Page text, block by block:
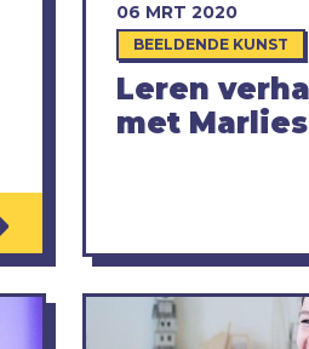
Leren
met
06 MRT 2020
BEELDENDE KUNST